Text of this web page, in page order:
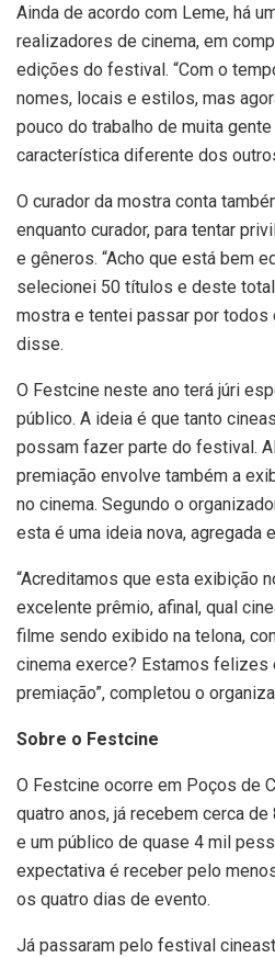
Ainda de acordo com Leme, há
realizadores de cinema, em
edições do festival. “Com o
nomes, locais e estilos, mas
pouco do trabalho de muita
característica diferente dos
O curador da mostra conta
enquanto curador, para tentar
e gêneros. “Acho que está bem
selecionei 50 títulos e deste
mostra e tentei passar por todos
disse.
O Festcine neste ano terá júri
público. A ideia é que tanto
possam fazer parte do festival.
premiação envolve também a
no cinema. Segundo o
esta é uma ideia nova, agregada
“Acreditamos que esta exibição
excelente prêmio, afinal, qual
filme sendo exibido na telona,
cinema exerce? Estamos felizes
premiação”, completou o
Sobre o Festcine
O Festcine ocorre em Poços de
quatro anos, já recebem cerca
e um público de quase 4 mil
expectativa é receber pelo
os quatro dias de evento.
Já passaram pelo festival